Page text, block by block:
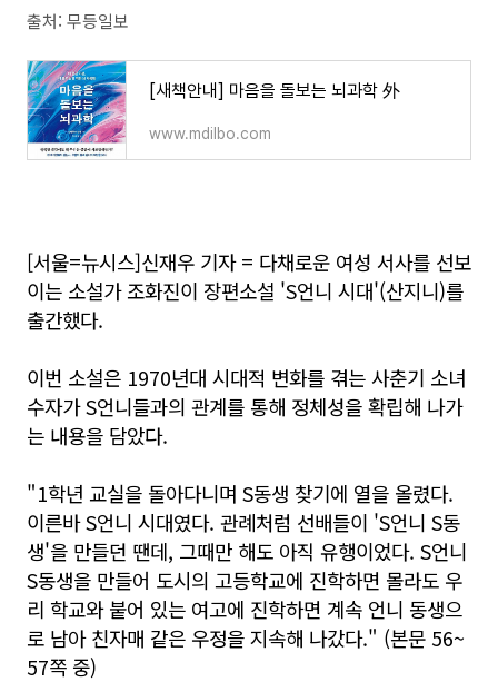
출처: 무등일보
[새책안내] 마음을 돌보는 뇌과학 外
www.mdilbo.com
[서울=뉴시스]신재우 기자 = 다채로운 여성 서사를 선보
이는 소설가 조화진이 장편소설 'S언니 시대'(산지니)를
출간했다.
이번 소설은 1970년대 시대적 변화를 겪는 사춘기 소녀
수자가 S언니들과의 관계를 통해 정체성을 확립해 나가
는 내용을 담았다.
"1학년 교실을 돌아다니며 S동생 찾기에 열을 올렸다.
이른바 S언니 시대였다. 관례처럼 선배들이 'S언니 S동
생'을 만들던 땐데, 그때만 해도 아직 유행이었다. S언니
S동생을 만들어 도시의 고등학교에 진학하면 몰라도 우
리 학교와 붙어 있는 여고에 진학하면 계속 언니 동생으
로 남아 친자매 같은 우정을 지속해 나갔다." (본문 56~
57쪽 중)